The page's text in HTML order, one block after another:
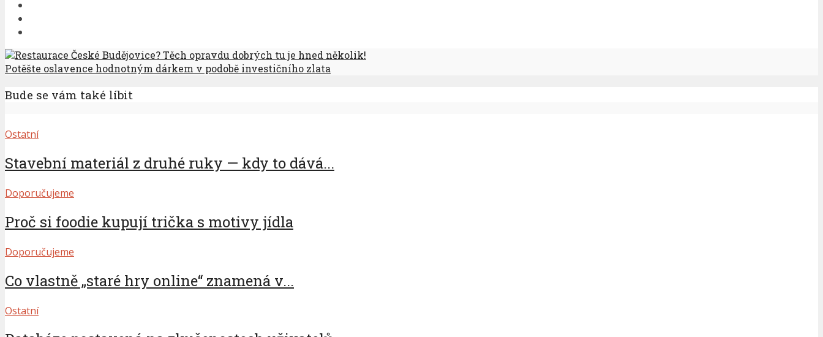
Restaurace České Budějovice? Těch opravdu dobrých tu je hned několik!
Potěšte oslavence hodnotným dárkem v podobě investičního zlata
Bude se vám také líbit
Ostatní
Stavební materiál z druhé ruky — kdy to dává...
Doporučujeme
Proč si foodie kupují trička s motivy jídla
Doporučujeme
Co vlastně „staré hry online“ znamená v...
Ostatní